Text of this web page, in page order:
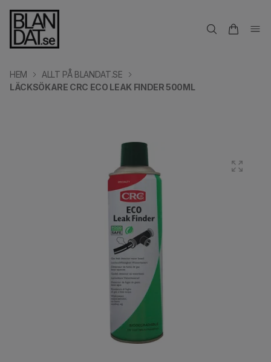
HEM
ALLT PÅ BLANDAT.SE
LÄCKSÖKARE CRC ECO LEAK FINDER 500ML